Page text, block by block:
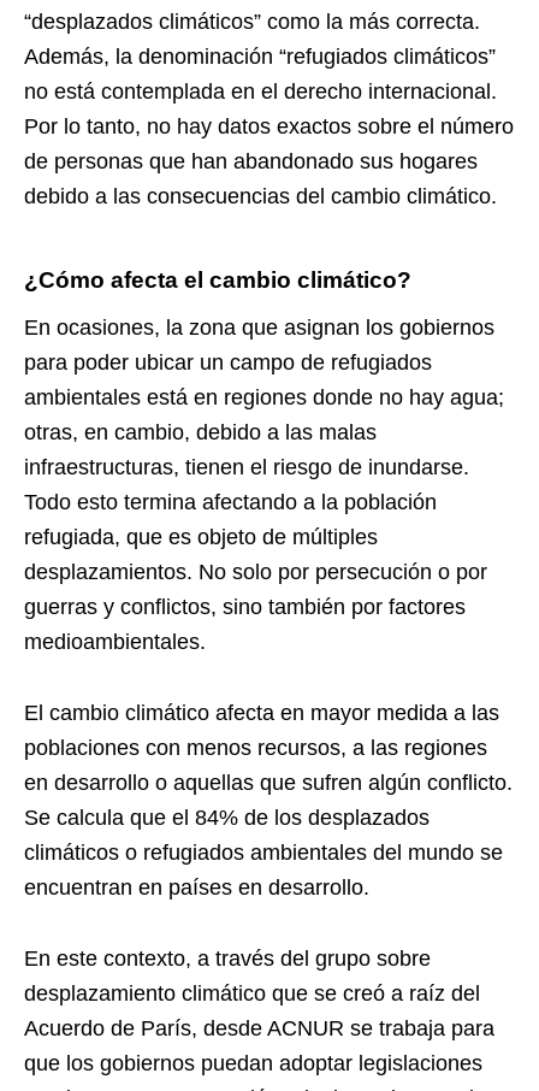
“desplazados climáticos” como la más correcta.
Además, la denominación “refugiados climáticos”
no está contemplada en el derecho internacional.
Por lo tanto, no hay datos exactos sobre el número
de personas que han abandonado sus hogares
debido a las consecuencias del cambio climático.
¿Cómo afecta el cambio climático?
En ocasiones, la zona que asignan los gobiernos
para poder ubicar un campo de refugiados
ambientales está en regiones donde no hay agua;
otras, en cambio, debido a las malas
infraestructuras, tienen el riesgo de inundarse.
Todo esto termina afectando a la población
refugiada, que es objeto de múltiples
desplazamientos. No solo por persecución o por
guerras y conflictos, sino también por factores
medioambientales.
El cambio climático afecta en mayor medida a las
poblaciones con menos recursos, a las regiones
en desarrollo o aquellas que sufren algún conflicto.
Se calcula que el 84% de los desplazados
climáticos o refugiados ambientales del mundo se
encuentran en países en desarrollo.
En este contexto, a través del grupo sobre
desplazamiento climático que se creó a raíz del
Acuerdo de París, desde ACNUR se trabaja para
que los gobiernos puedan adoptar legislaciones